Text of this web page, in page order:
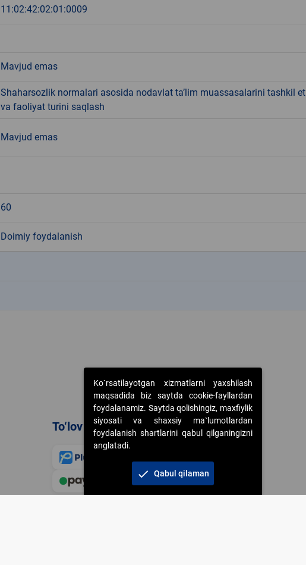
11:02:42:02:01:0009
Mavjud emas
Shaharsozlik normalari asosida nodavlat ta’lim muassasalarini tashkil
va faoliyat turini saqlash
Mavjud emas
60
Doimiy foydalanish
To‘lov usullari
Ko`rsatilayotgan xizmatlarni yaxshilash
maqsadida biz saytda cookie-fayllardan
foydalanamiz. Saytda qolishingiz, maxfiylik
siyosati va shaxsiy ma`lumotlardan
foydalanish shartlarini qabul qilganingizni
anglatadi.
check Qabul qilaman